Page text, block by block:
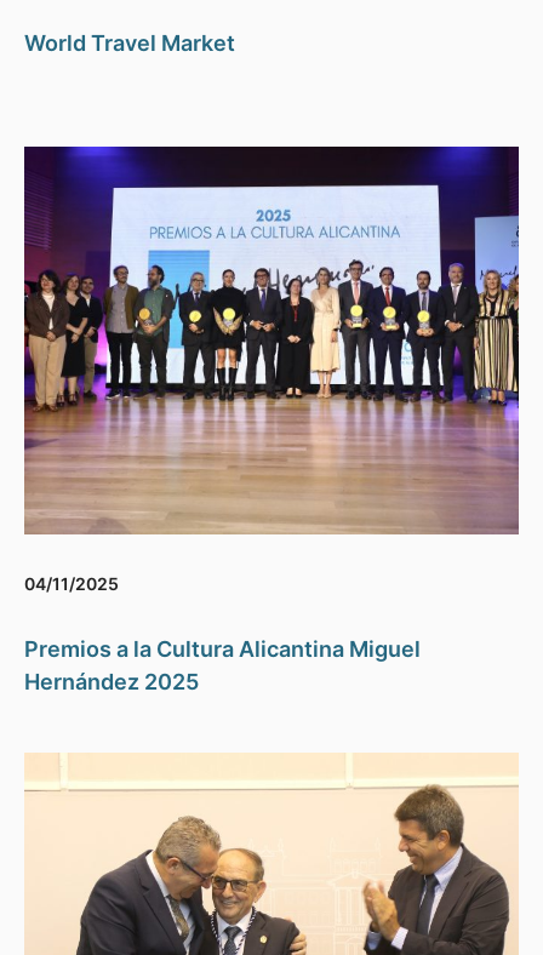
World Travel Market
04/11/2025
Premios a la Cultura Alicantina Miguel
Hernández 2025